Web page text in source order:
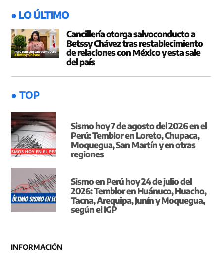
● LO ÚLTIMO
Cancillería otorga salvoconducto a
Betssy Chávez tras restablecimiento
de relaciones con México y esta sale
del país
● TOP
Sismo hoy 7 de agosto del 2026 en el
Perú: Temblor en Loreto, Chupaca,
Moquegua, San Martín y en otras
regiones
Sismo en Perú hoy 24 de julio del
2026: Temblor en Huánuco, Huacho,
Tacna, Arequipa, Junín y Moquegua,
según el IGP
INFORMACIÓN